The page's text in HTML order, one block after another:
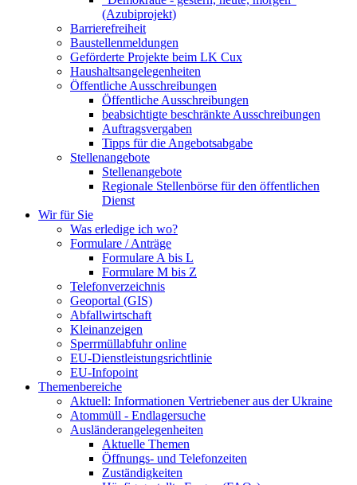
(Azubiprojekt)
Barrierefreiheit
Baustellenmeldungen
Geförderte Projekte beim LK Cux
Haushaltsangelegenheiten
Öffentliche Ausschreibungen
Öffentliche Ausschreibungen
beabsichtigte beschränkte Ausschreibungen
Auftragsvergaben
Tipps für die Angebotsabgabe
Stellenangebote
Stellenangebote
Regionale Stellenbörse für den öffentlichen
Dienst
Wir für Sie
Was erledige ich wo?
Formulare / Anträge
Formulare A bis L
Formulare M bis Z
Telefonverzeichnis
Geoportal (GIS)
Abfallwirtschaft
Kleinanzeigen
Sperrmüllabfuhr online
EU-Dienstleistungsrichtlinie
EU-Infopoint
Themenbereiche
Aktuell: Informationen Vertriebener aus der Ukraine
Atommüll - Endlagersuche
Ausländerangelegenheiten
Aktuelle Themen
Öffnungs- und Telefonzeiten
Zuständigkeiten